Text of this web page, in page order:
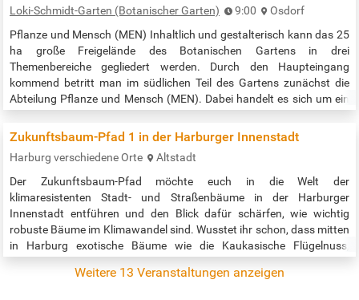
Loki-Schmidt-Garten (Botanischer Garten) 9:00
Osdorf
Pflanze und Mensch (MEN) Inhaltlich und gestalterisch kann das 25
ha große Freigelände des Botanischen Gartens in drei
Themenbereiche gegliedert werden. Durch den Haupteingang
kommend betritt man im südlichen Teil des Gartens zunächst die
Abteilung Pflanze und Mensch (MEN). Dabei handelt es sich um ein
in denen die vielfältigen Wechselbeziehungen zwischen Pflanzen und
Zukunftsbaum-Pfad 1 in der Harburger Innenstadt
Harburg verschiedene Orte
Altstadt
Der Zukunftsbaum-Pfad möchte euch in die Welt der
klimaresistenten Stadt- und Straßenbäume in der Harburger
Innenstadt entführen und den Blick dafür schärfen, wie wichtig
robuste Bäume im Klimawandel sind. Wusstet ihr schon, dass mitten
in Harburg exotische Bäume wie die Kaukasische Flügelnuss,
und dass diese zu den klimaresistenten, sprich Zukunftsbäumen
Weitere 13 Veranstaltungen anzeigen